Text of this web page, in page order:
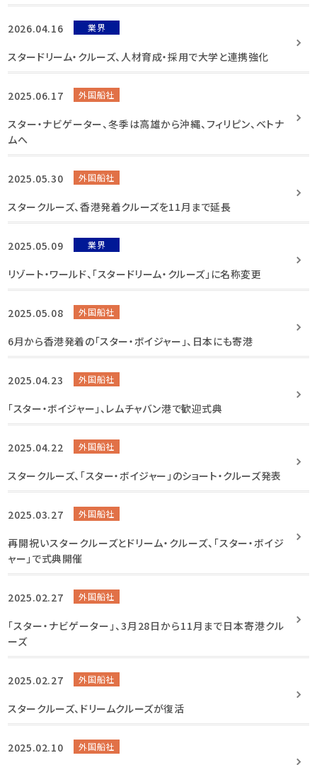
2026.04.16 業界
スタードリーム・クルーズ、人材育成・採用で大学と連携強化
2025.06.17 外国船社
スター・ナビゲーター、冬季は高雄から沖縄、フィリピン、ベトナ
ムへ
2025.05.30 外国船社
スタークルーズ、香港発着クルーズを11月まで延長
2025.05.09 業界
リゾート・ワールド、「スタードリーム・クルーズ」に名称変更
2025.05.08 外国船社
6月から香港発着の「スター・ボイジャー」、日本にも寄港
2025.04.23 外国船社
「スター・ボイジャー」、レムチャバン港で歓迎式典
2025.04.22 外国船社
スタークルーズ、「スター・ボイジャー」のショート・クルーズ発表
2025.03.27 外国船社
再開祝いスタークルーズとドリーム・クルーズ、「スター・ボイジ
ャー」で式典開催
2025.02.27 外国船社
「スター・ナビゲーター」、3月28日から11月まで日本寄港クル
ーズ
2025.02.27 外国船社
スタークルーズ、ドリームクルーズが復活
2025.02.10 外国船社